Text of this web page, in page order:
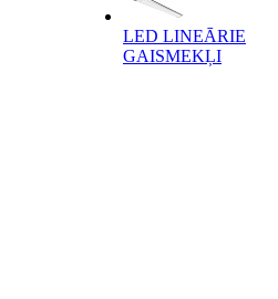
LED LINEĀRIE
GAISMEKĻI